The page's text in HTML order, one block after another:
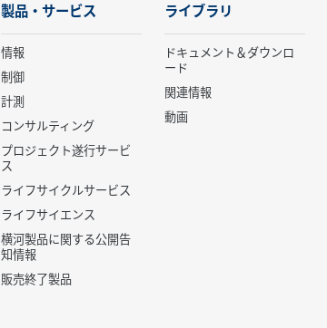
製品・サービス
情報
制御
計測
コンサルティング
プロジェクト遂行サービ
ス
ライフサイクルサービス
ライフサイエンス
横河製品に関する公開告
知情報
販売終了製品
ライブラリ
ドキュメント＆ダウンロ
ード
関連情報
動画